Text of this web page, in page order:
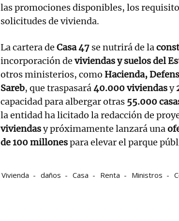
las promociones disponibles, los
solicitudes de vivienda.
La cartera de Casa 47 se nutrirá de la
incorporación de viviendas y suelos del
otros ministerios, como Hacienda,
Sareb, que traspasará40.000 viviendasy
capacidad para albergar otras 55.000
la entidad ha licitado la redacción de
viviendasy próximamente lanzará una
de 100 millonespara elevar el parque
Vivienda daños Casa Renta Ministros